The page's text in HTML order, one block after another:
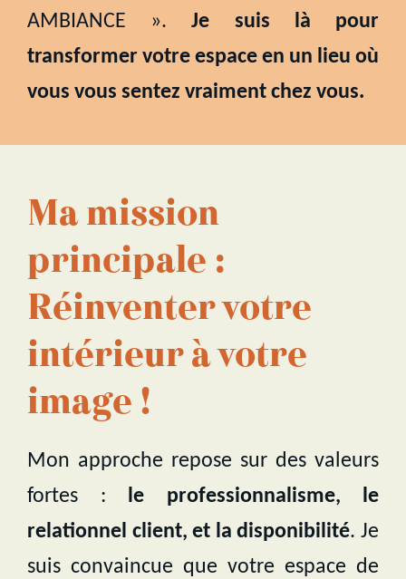
AMBIANCE ».Je suis là pour
transformer votre espace en un lieu où
vous vous sentez vraiment chez vous.
Ma mission
principale :
Réinventer votre
intérieur à votre
image !
Mon approche repose sur des valeurs
fortes : le professionnalisme, le
relationnel client, et la disponibilité. Je
suis convaincue que votre espace de